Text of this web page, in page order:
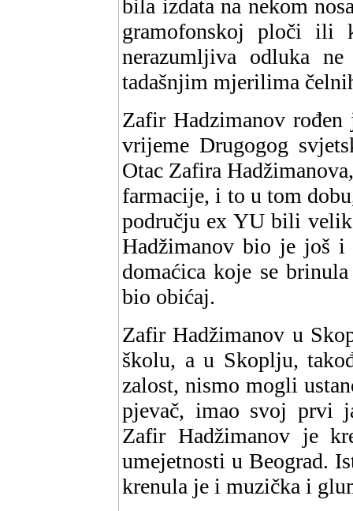
bila izdata na nekom
gramofonskoj ploči ili
nerazumljiva odluka
tadašnjim mjerilima
Zafir Hadzimanov rođen
vrijeme Drugogog
Otac Zafira
farmacije, i to u tom
području ex YU bili
Hadžimanov bio je još i
domaćica koje se
bio obićaj.
Zafir Hadžimanov u
školu, a u Skoplju,
zalost, nismo mogli
pjevač, imao svoj prvi
Zafir Hadžimanov je
umejetnosti u Beograd.
krenula je i muzička i